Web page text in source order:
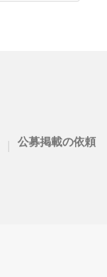
| 公募掲載の依頼